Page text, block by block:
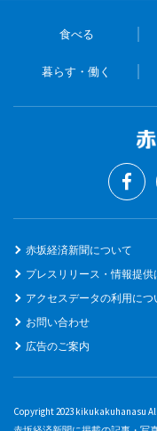
食べる
暮らす・働く
赤坂経済新聞について
プレスリリース・情報提供
アクセスデータの利用につ
お問い合わせ
広告のご案内
Copyright 2023 kikukakuhanasu